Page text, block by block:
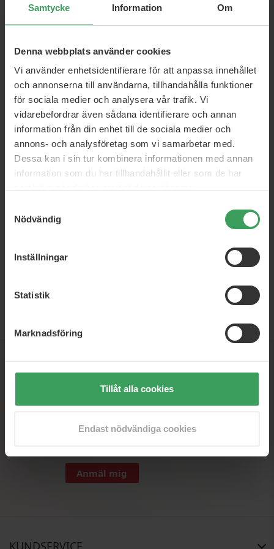
Samtycke Information Om
Denna webbplats använder cookies
Vi använder enhetsidentifierare för att anpassa innehållet
och annonserna till användarna, tillhandahålla funktioner
för sociala medier och analysera vår trafik. Vi
vidarebefordrar även sådana identifierare och annan
information från din enhet till de sociala medier och
annons- och analysföretag som vi samarbetar med.
Dessa kan i sin tur kombinera informationen med annan
information som du har tillhandahållit eller som de har
Nödvändig
Inställningar
Statistik
Marknadsföring
Tillåt alla cookies
Endast nödvändiga cookies
Rek. Pris 215,75 kr
Pris143,50 kr Pris 409,25 kr
SEK
Nyhedsbrev
Anmäl mig
KUNDSERVICE